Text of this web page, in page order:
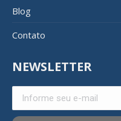
Blog
Contato
NEWSLETTER